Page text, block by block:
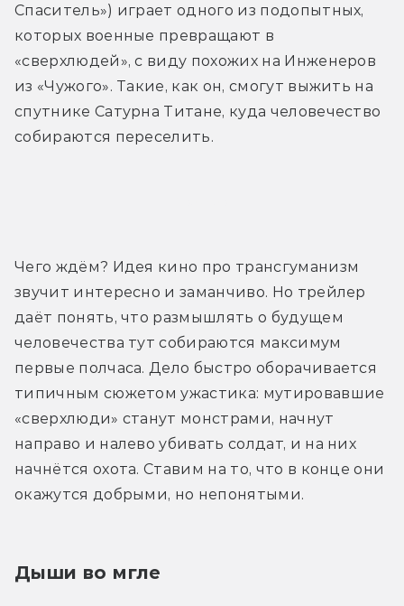
Спаситель») играет одного из подопытных,
которых военные превращают в
«сверхлюдей», с виду похожих на Инженеров
из «Чужого». Такие, как он, смогут выжить на
спутнике Сатурна Титане, куда человечество
собираются переселить.
Чего ждём? Идея кино про трансгуманизм
звучит интересно и заманчиво. Но трейлер
даёт понять, что размышлять о будущем
человечества тут собираются максимум
первые полчаса. Дело быстро оборачивается
типичным сюжетом ужастика: мутировавшие
«сверхлюди» станут монстрами, начнут
направо и налево убивать солдат, и на них
начнётся охота. Ставим на то, что в конце они
окажутся добрыми, но непонятыми.
Дыши во мгле